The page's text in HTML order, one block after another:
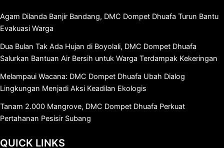
Agam Dilanda Banjir Bandang, DMC Dompet Dhuafa Turun Bantu
Evakuasi Warga
Dua Bulan Tak Ada Hujan di Boyolali, DMC Dompet Dhuafa
Salurkan Bantuan Air Bersih untuk Warga Terdampak Kekeringan
Melampaui Wacana: DMC Dompet Dhuafa Ubah Dialog
Lingkungan Menjadi Aksi Keadilan Ekologis
Tanam 2.000 Mangrove, DMC Dompet Dhuafa Perkuat
Pertahanan Pesisir Subang
QUICK LINKS